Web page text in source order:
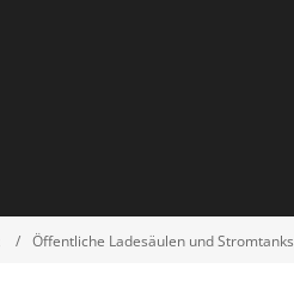
Öffentliche Ladesäulen und